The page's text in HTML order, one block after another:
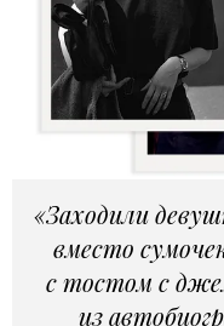
«Заходили
вместо
с тостом с
из